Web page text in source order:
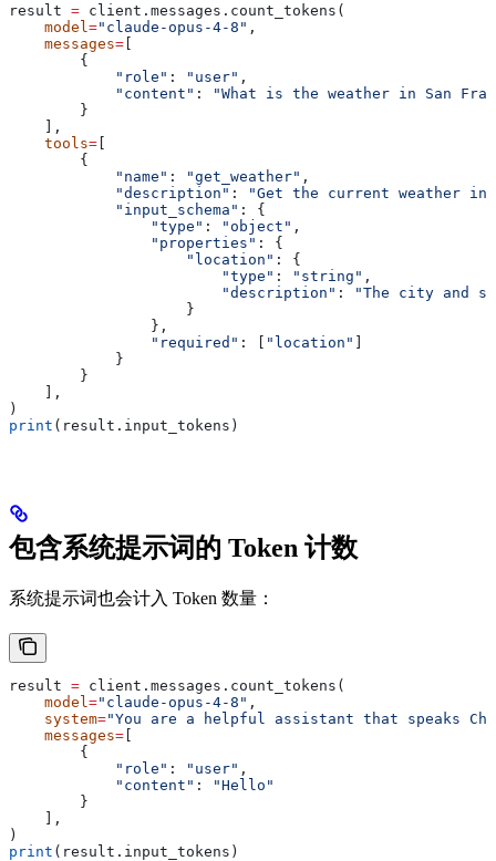
result = client.messages.count_tokens(
    model
="claude-opus-4-8" ,
    messages
= [
        {
            "role"
: "user" ,
            "content"
:
"What is the weather in San
        }
    ],
    tools
= [
        {
            "name"
: "get_weather" ,
            "description"
:
"Get the current weather
            "input_schema"
: {
                "type"
: "object" ,
                "properties"
: {
                    "location"
: {
                        "type"
: "string" ,
                        "description"
:
"The city and
                    }
                },
                "required"
: [ "location" ]
            }
        }
    ],
)
print (result.input_tokens)
包含系统提示词的 Token 计数
系统提示词也会计入 Token 数量：
result = client.messages.count_tokens(
    model
="claude-opus-4-8" ,
    system
="You are a helpful assistant that speaks
    messages
= [
        {
            "role"
: "user" ,
            "content"
:
"Hello"
        }
    ],
)
print (result.input_tokens)